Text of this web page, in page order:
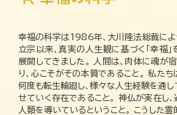
幸福の科学は1986年、大川隆法総裁によ
立宗以来、真実の人生観に基づく「幸福」
展開してきました。 人間は、肉体に魂が
り、心こそがその本質であること。 私たち
何度も転生輪廻し、様々な人生経験を通し
せていく存在であること。 神仏が実在し、
人類を導いているということ。 こうした霊